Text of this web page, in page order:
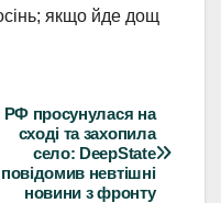
якщо йде дощ
РФ просунулася на
сході та захопила
село: DeepState
повідомив невтішні
новини з фронту